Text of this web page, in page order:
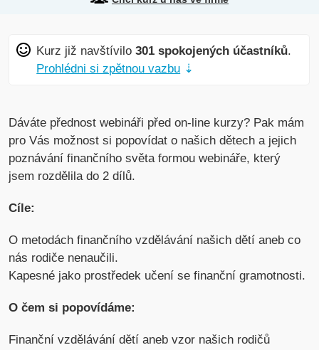
Kurz již navštívilo301 spokojených účastníků.
Prohlédni si zpětnou vazbu ⇣
Dáváte přednost webináři před on-line kurzy? Pak mám
pro Vás možnost si popovídat o našich dětech a jejich
poznávání finančního světa formou webináře, který
jsem rozdělila do 2 dílů.
Cíle:
O metodách finančního vzdělávání našich dětí aneb co
nás rodiče nenaučili.
Kapesné jako prostředek učení se finanční gramotnosti.
O čem si popovídáme:
Finanční vzdělávání dětí aneb vzor našich rodičů